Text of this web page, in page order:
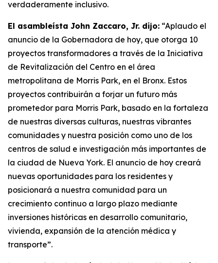
verdaderamente inclusivo.
El asambleísta John Zaccaro, Jr. dijo: “Aplaudo el
anuncio de la Gobernadora de hoy, que otorga 10
proyectos transformadores a través de la Iniciativa
de Revitalización del Centro en el área
metropolitana de Morris Park, en el Bronx. Estos
proyectos contribuirán a forjar un futuro más
prometedor para Morris Park, basado en la fortaleza
de nuestras diversas culturas, nuestras vibrantes
comunidades y nuestra posición como uno de los
centros de salud e investigación más importantes de
la ciudad de Nueva York. El anuncio de hoy creará
nuevas oportunidades para los residentes y
posicionará a nuestra comunidad para un
crecimiento continuo a largo plazo mediante
inversiones históricas en desarrollo comunitario,
vivienda, expansión de la atención médica y
transporte”.